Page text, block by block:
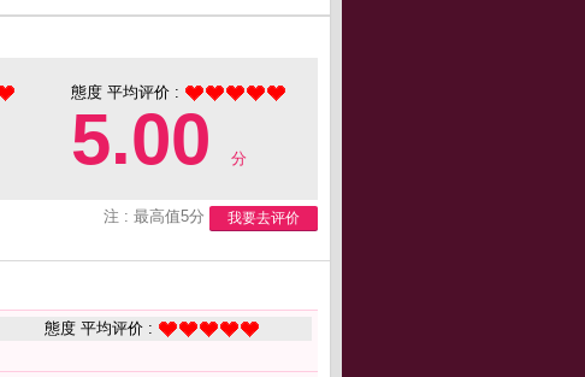
態度 平均评价 :
5.00 分
注 : 最高值5分 我要去评价
態度 平均评价 :